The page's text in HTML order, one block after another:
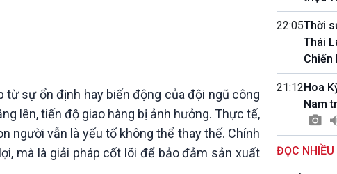
sự ổn định hay biến động của đội ngũ công
lên, tiến độ giao hàng bị ảnh hưởng. Thực tế,
người vẫn là yếu tố không thể thay thế. Chính
mà là giải pháp cốt lõi để bảo đảm sản xuất
22:05Thời
Thái
Chiến
21:12Hoa
Nam
ĐỌC NHIỀU